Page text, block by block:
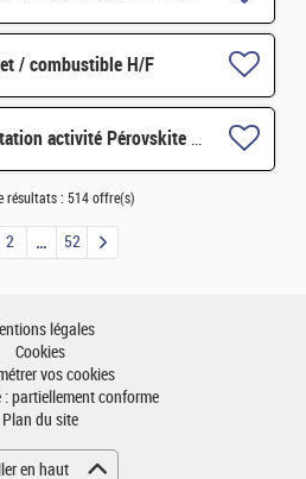
/ combustible H/F
CDD - Ingénieur - Orientation activité Pérovskite pour applications spatiales H/F
résultats : 514 offre(s)
2 52
légales
Cookies
vos cookies
partiellement conforme
Plan du site
en haut